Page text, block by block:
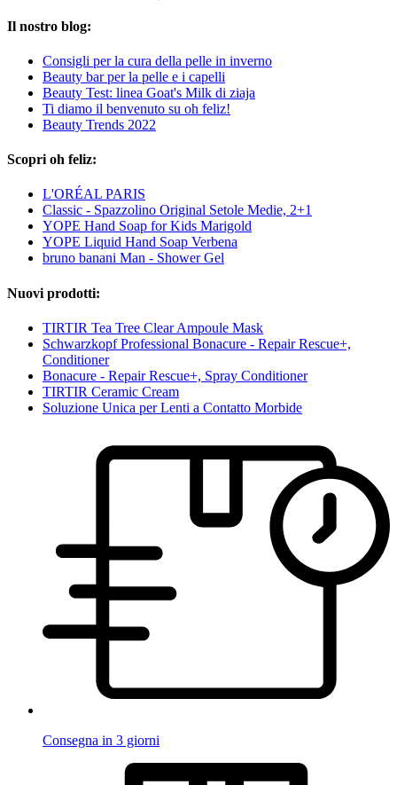
Il nostro blog:
Consigli per la cura della pelle in inverno
Beauty bar per la pelle e i capelli
Beauty Test: linea Goat's Milk di ziaja
Ti diamo il benvenuto su oh feliz!
Beauty Trends 2022
Scopri oh feliz:
L'ORÉAL PARIS
Classic - Spazzolino Original Setole Medie, 2+1
YOPE Hand Soap for Kids Marigold
YOPE Liquid Hand Soap Verbena
bruno banani Man - Shower Gel
Nuovi prodotti:
TIRTIR Tea Tree Clear Ampoule Mask
Schwarzkopf Professional Bonacure - Repair Rescue+,
Conditioner
Bonacure - Repair Rescue+, Spray Conditioner
TIRTIR Ceramic Cream
Soluzione Unica per Lenti a Contatto Morbide
Consegna in 3 giorni